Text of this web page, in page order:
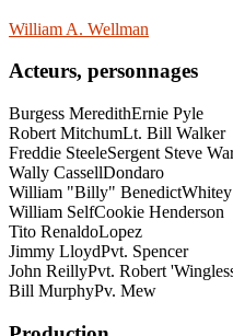
William A. Wellman
Acteurs, personnages
Burgess MeredithErnie Pyle
Robert MitchumLt. Bill Walker
Freddie SteeleSergent Steve
Wally CassellDondaro
William "Billy" BenedictWhitey
William SelfCookie Henderson
Tito RenaldoLopez
Jimmy LloydPvt. Spencer
John ReillyPvt. Robert
Bill MurphyPv. Mew